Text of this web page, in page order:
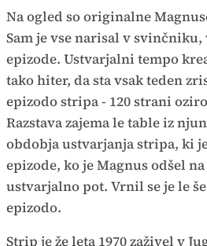
Na ogled so originalne
Sam je vse narisal v svinčniku,
epizode. Ustvarjalni tempo
tako hiter, da sta vsak teden
epizodo stripa - 120 strani
Razstava zajema le table iz
obdobja ustvarjanja stripa, ki
epizode, ko je Magnus odšel
ustvarjalno pot. Vrnil se je le
epizodo.
Strip je že leta 1970 zaživel v